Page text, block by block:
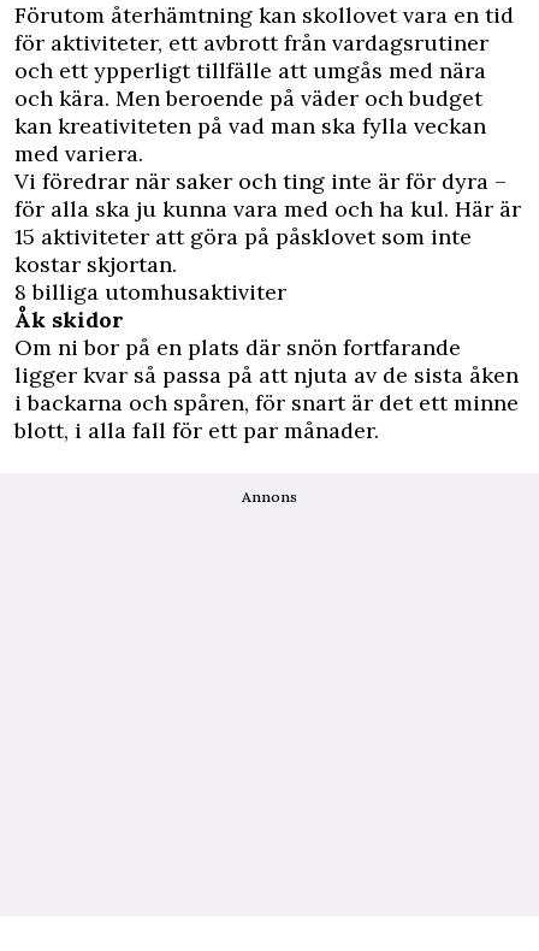
Förutom återhämtning kan skollovet vara en tid
för aktiviteter, ett avbrott från vardagsrutiner
och ett ypperligt tillfälle att umgås med nära
och kära. Men beroende på väder och budget
kan kreativiteten på vad man ska fylla veckan
med variera.
Vi föredrar när saker och ting inte är för dyra –
för alla ska ju kunna vara med och ha kul. Här är
15 aktiviteter att göra på påsklovet som inte
kostar skjortan.
8 billiga utomhusaktiviter
Åk skidor
Om ni bor på en plats där snön fortfarande
ligger kvar så passa på att njuta av de sista åken
i backarna och spåren, för snart är det ett minne
blott, i alla fall för ett par månader.
Annons